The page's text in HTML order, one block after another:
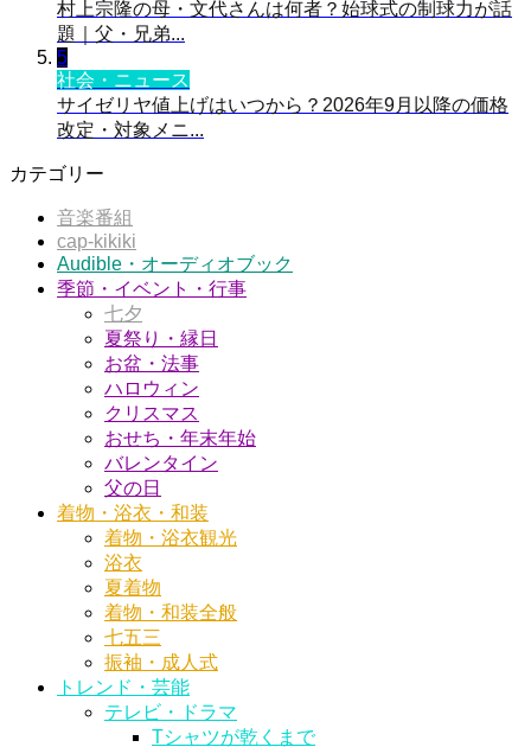
村上宗隆の母・文代さんは何者？始球式の制球力が話
題｜父・兄弟...
5
社会・ニュース
サイゼリヤ値上げはいつから？2026年9月以降の価格
改定・対象メニ...
カテゴリー
音楽番組
cap-kikiki
Audible・オーディオブック
季節・イベント・行事
七夕
夏祭り・縁日
お盆・法事
ハロウィン
クリスマス
おせち・年末年始
バレンタイン
父の日
着物・浴衣・和装
着物・浴衣観光
浴衣
夏着物
着物・和装全般
七五三
振袖・成人式
トレンド・芸能
テレビ・ドラマ
Tシャツが乾くまで